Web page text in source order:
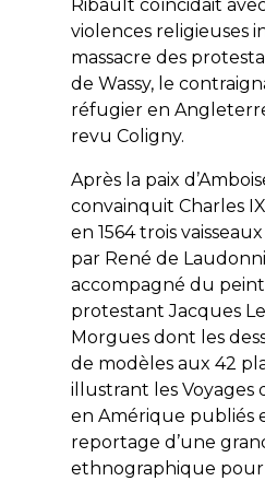
Ribault coïncidait
violences religieuses
massacre des
de Wassy, le
réfugier en
revu Coligny.
Après la paix
convainquit Charles
en 1564 trois
par René de
accompagné du
protestant Jacques
Morgues dont les
de modèles aux 42
illustrant les Voyages
en Amérique publiés
reportage d’une
ethnographique pour